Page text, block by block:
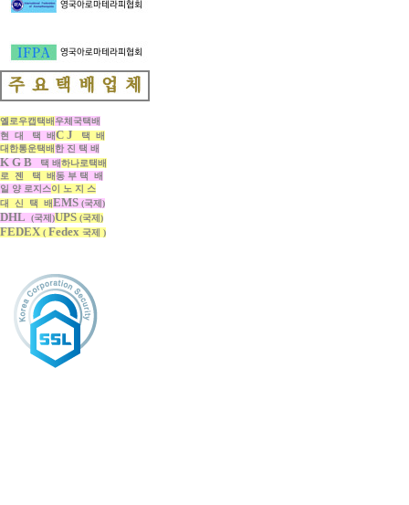
옐로우캡택배우체국택배
현 대 택 배C J 택 배
대한통운택배 한 진 택 배
K G B 택 배하나로택배
로 젠 택 배 동 부 택 배
일 양 로지스이 노 지 스
대 신 택 배EMS (국제)
DHL (국제)UPS(국제)
FEDEX( Fedex 국제 )